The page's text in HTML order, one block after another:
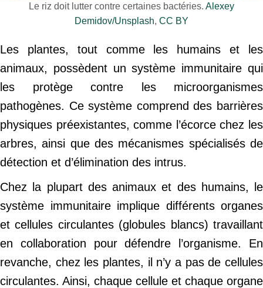
Le riz doit lutter contre certaines bactéries. Alexey
Demidov/Unsplash, CC BY
Les plantes, tout comme les humains et les
animaux, possèdent un système immunitaire qui
les protège contre les microorganismes
pathogènes. Ce système comprend des barrières
physiques préexistantes, comme l’écorce chez les
arbres, ainsi que des mécanismes spécialisés de
détection et d’élimination des intrus.
Chez la plupart des animaux et des humains, le
système immunitaire implique différents organes
et cellules circulantes (globules blancs) travaillant
en collaboration pour défendre l’organisme. En
revanche, chez les plantes, il n’y a pas de cellules
circulantes. Ainsi, chaque cellule et chaque organe